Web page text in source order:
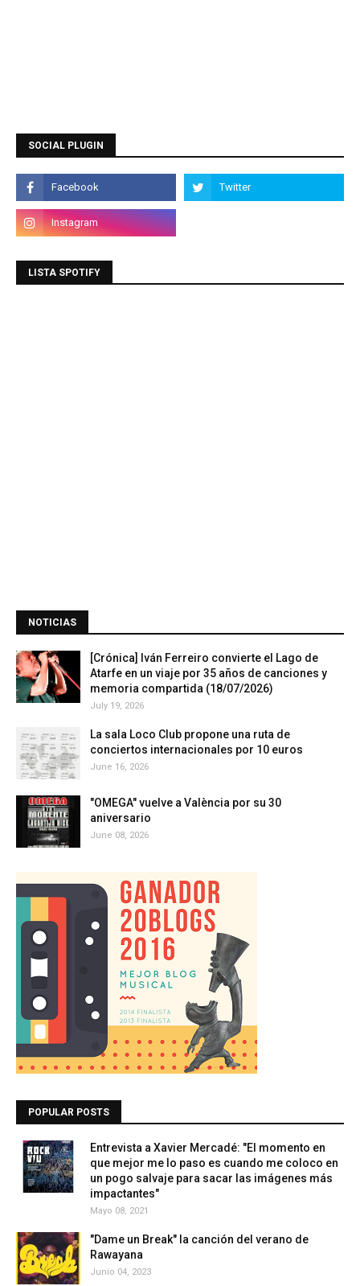
SOCIAL PLUGIN
LISTA SPOTIFY
NOTICIAS
[Crónica] Iván Ferreiro convierte el Lago de
Atarfe en un viaje por 35 años de canciones y
memoria compartida (18/07/2026)
July 19, 2026
La sala Loco Club propone una ruta de
conciertos internacionales por 10 euros
June 16, 2026
"OMEGA" vuelve a València por su 30
aniversario
June 08, 2026
POPULAR POSTS
Entrevista a Xavier Mercadé: "El momento en
que mejor me lo paso es cuando me coloco en
un pogo salvaje para sacar las imágenes más
impactantes"
Mayo 08, 2021
"Dame un Break" la canción del verano de
Rawayana
Junio 04, 2023